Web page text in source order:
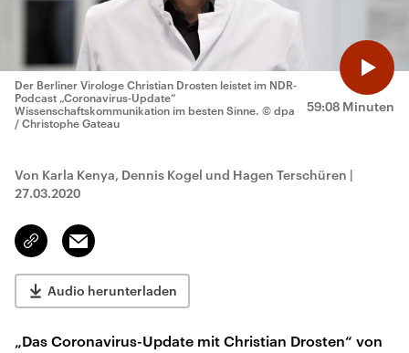
59:08 Minuten
Der Berliner Virologe Christian Drosten leistet im NDR-
Podcast „Coronavirus-Update“
Wissenschaftskommunikation im besten Sinne. © dpa
/ Christophe Gateau
Von Karla Kenya, Dennis Kogel und Hagen Terschüren |
27.03.2020
Link
kopieren/teilen
Email
Audio herunterladen
„Das Coronavirus-Update mit Christian Drosten“ von